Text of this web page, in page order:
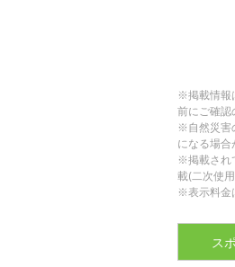
※掲載情報
前にご確認
※自然災害
になる場合
※掲載され
載(二次使用
※表示料金
ス